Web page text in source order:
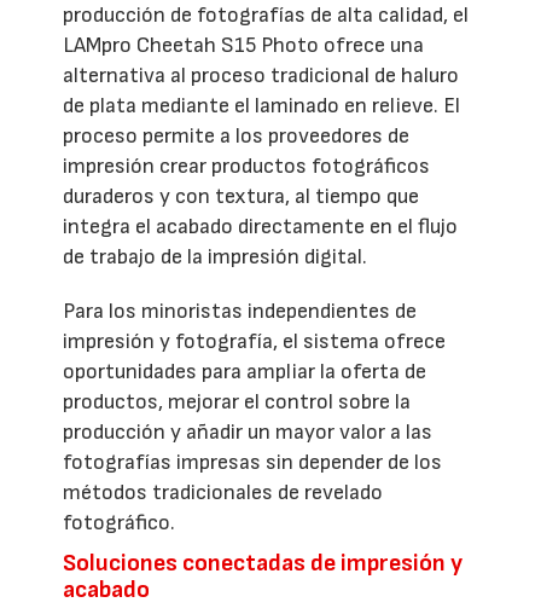
producción de fotografías de alta calidad, el
LAMpro Cheetah S15 Photo ofrece una
alternativa al proceso tradicional de haluro
de plata mediante el laminado en relieve. El
proceso permite a los proveedores de
impresión crear productos fotográficos
duraderos y con textura, al tiempo que
integra el acabado directamente en el flujo
de trabajo de la impresión digital.
Para los minoristas independientes de
impresión y fotografía, el sistema ofrece
oportunidades para ampliar la oferta de
productos, mejorar el control sobre la
producción y añadir un mayor valor a las
fotografías impresas sin depender de los
métodos tradicionales de revelado
fotográfico.
Soluciones conectadas de impresión y
acabado